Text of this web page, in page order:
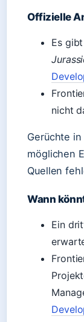
Offizielle
Es
nicht
Gerüchte
möglichen
Quellen
Wann
Ein